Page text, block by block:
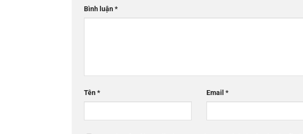
Bình luận*
Tên* Email *